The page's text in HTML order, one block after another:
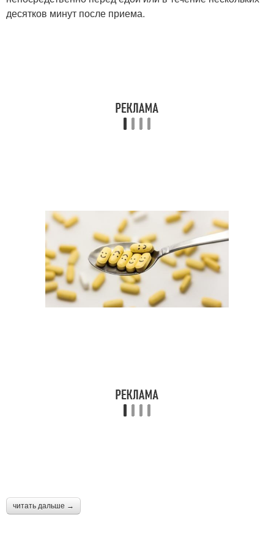
Зависимость от
десятков минут после приема.
читать дальше →